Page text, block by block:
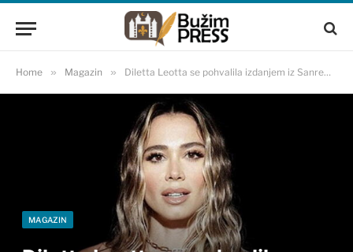
Home » Magazin » Diletta Leotta se pohvalila izdanjem iz Sanrema
MAGAZIN